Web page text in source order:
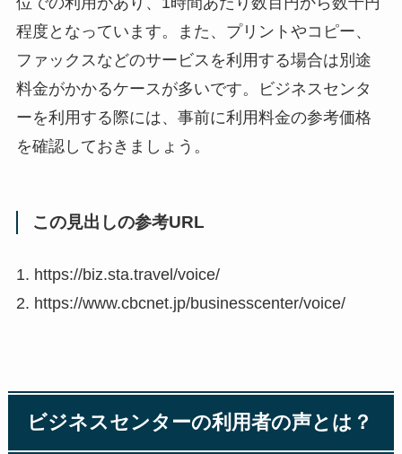
程度となっています。また、プリントやコピー、
ファックスなどのサービスを利用する場合は別途
料金がかかるケースが多いです。ビジネスセンタ
ーを利用する際には、事前に利用料金の参考価格
を確認しておきましょう。
この見出しの参考URL
1. https://biz.sta.travel/voice/
2. https://www.cbcnet.jp/businesscenter/voice/
ビジネスセンターの利用者の声とは？